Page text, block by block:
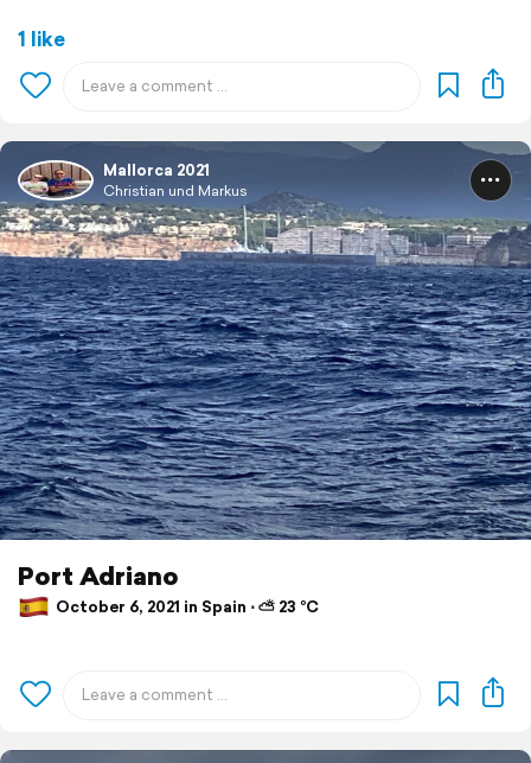
1 like
Mallorca 2021
Christian und Markus
Port Adriano
October 6, 2021 in Spain ⋅ ⛅ 23 °C